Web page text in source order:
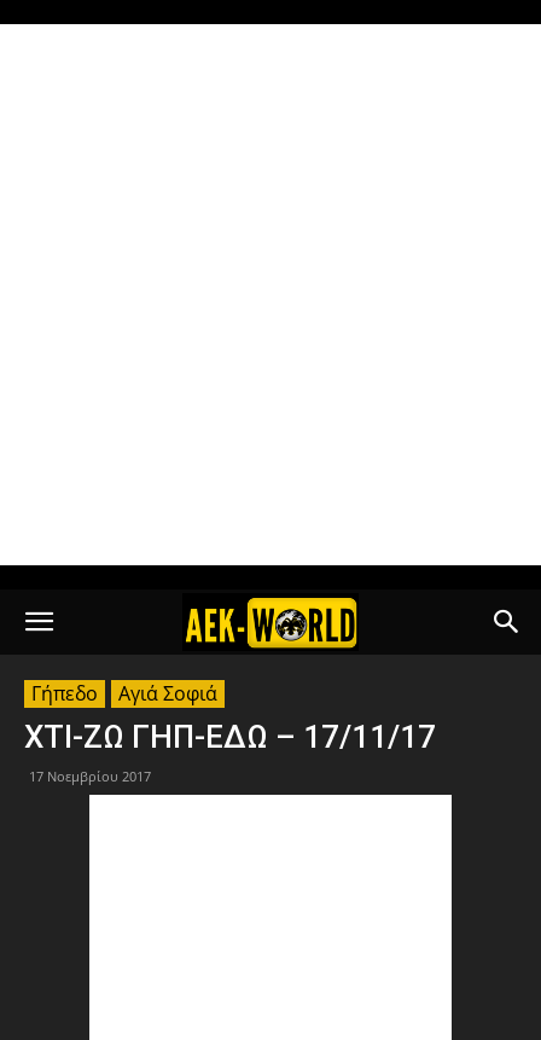
Γήπεδο Αγιά Σοφιά
ΧΤΙ-ΖΩ ΓΗΠ-ΕΔΩ – 17/11/17
17 Νοεμβρίου 2017